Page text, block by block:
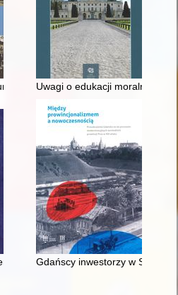
poligonu drawskiego od
Uwagi o edukacji moralnej
z rodu Ślązaka
Gdańscy inwestorzy w